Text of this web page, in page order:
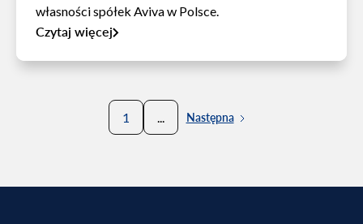
własności spółek Aviva w Polsce.
Czytaj więcej
1 ... Następna